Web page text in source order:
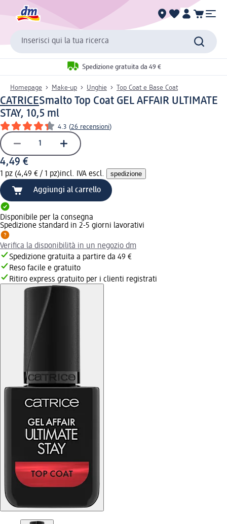
Inserisci qui la tua ricerca
Spedizione gratuita da 49 €
Homepage Make-up Unghie Top Coat e Base Coat
CATRICESmalto Top Coat GEL AFFAIR ULTIMATE
STAY, 10,5 ml
4.3 (26 recensioni)
4,49 €
1 pz (4,49 € / 1 pz)incl. IVA escl. spedizione
Aggiungi al carrello
Disponibile per la consegna
Spedizione standard in 2-5 giorni lavorativi
Verifica la disponibilità in un negozio dm
Spedizione gratuita a partire da 49 €
Reso facile e gratuito
Ritiro express gratuito per i clienti registrati